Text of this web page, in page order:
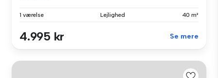
1 værelse Lejlighed 40 m²
4.995 kr Se mere